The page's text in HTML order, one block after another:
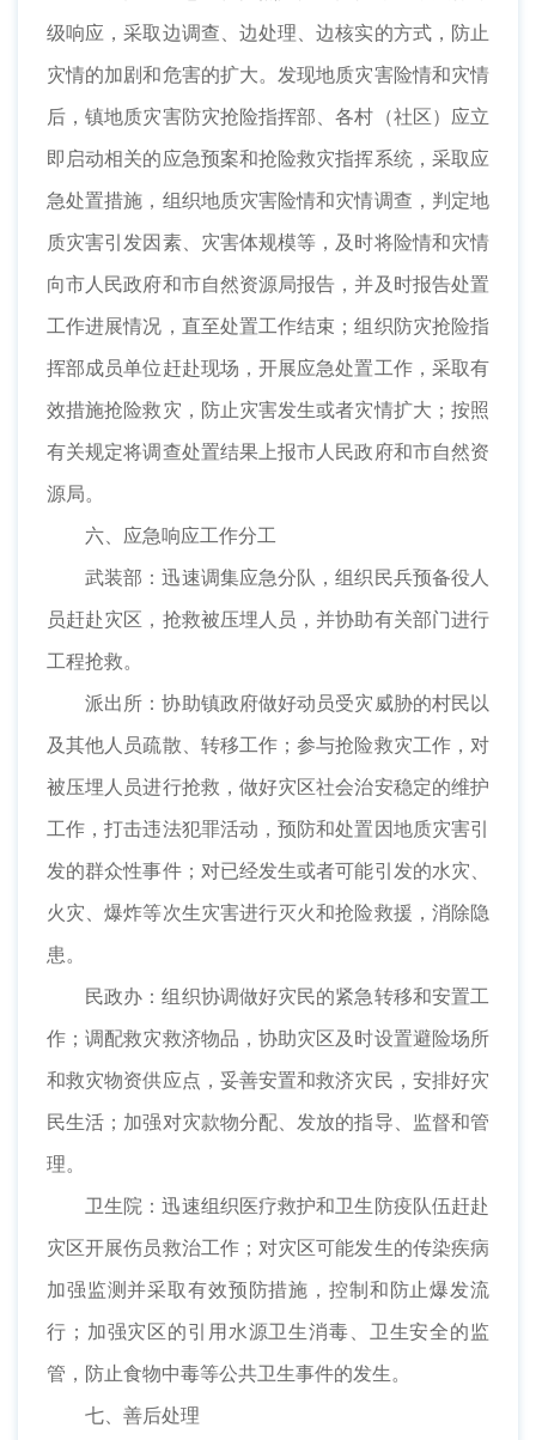
级响应，采取边调查、边处理、边核实的方式，防止
灾情的加剧和危害的扩大。发现地质灾害险情和灾情
后，镇地质灾害防灾抢险指挥部、各村（社区）应立
即启动相关的应急预案和抢险救灾指挥系统，采取应
急处置措施，组织地质灾害险情和灾情调查，判定地
质灾害引发因素、灾害体规模等，及时将险情和灾情
向市人民政府和市自然资源局报告，并及时报告处置
工作进展情况，直至处置工作结束；组织防灾抢险指
挥部成员单位赶赴现场，开展应急处置工作，采取有
效措施抢险救灾，防止灾害发生或者灾情扩大；按照
有关规定将调查处置结果上报市人民政府和市自然资
源局。
六、应急响应工作分工
武装部：迅速调集应急分队，组织民兵预备役人
员赶赴灾区，抢救被压埋人员，并协助有关部门进行
工程抢救。
派出所：协助镇政府做好动员受灾威胁的村民以
及其他人员疏散、转移工作；参与抢险救灾工作，对
被压埋人员进行抢救，做好灾区社会治安稳定的维护
工作，打击违法犯罪活动，预防和处置因地质灾害引
发的群众性事件；对已经发生或者可能引发的水灾、
火灾、爆炸等次生灾害进行灭火和抢险救援，消除隐
患。
民政办：组织协调做好灾民的紧急转移和安置工
作；调配救灾救济物品，协助灾区及时设置避险场所
和救灾物资供应点，妥善安置和救济灾民，安排好灾
民生活；加强对灾款物分配、发放的指导、监督和管
理。
卫生院：迅速组织医疗救护和卫生防疫队伍赶赴
灾区开展伤员救治工作；对灾区可能发生的传染疾病
加强监测并采取有效预防措施，控制和防止爆发流
行；加强灾区的引用水源卫生消毒、卫生安全的监
管，防止食物中毒等公共卫生事件的发生。
七、善后处理